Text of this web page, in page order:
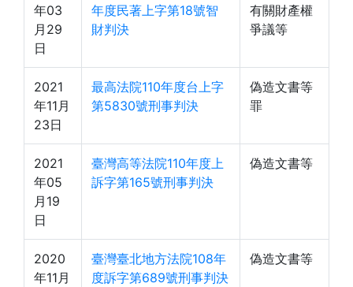
年03
月29
日
年度民著上字第18號智
財判決
有關財產權
爭議等
2021
年11月
23日
最高法院110年度台上字
第5830號刑事判決
偽造文書等
罪
2021
年05
月19
日
臺灣高等法院110年度上
訴字第165號刑事判決
偽造文書等
2020
年11月
臺灣臺北地方法院108年
度訴字第689號刑事判決
偽造文書等